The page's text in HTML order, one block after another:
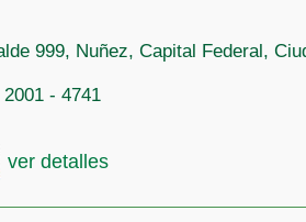
999, Nuñez, Capital Federal,
- 4741
ver detalles